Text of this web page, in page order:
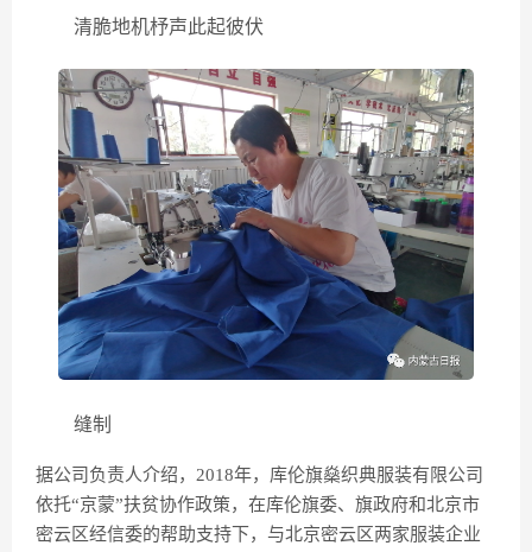
清脆地机杼声此起彼伏
缝制
据公司负责人介绍，2018年，库伦旗燊织典服装有限公司
依托“京蒙”扶贫协作政策，在库伦旗委、旗政府和北京市
密云区经信委的帮助支持下，与北京密云区两家服装企业